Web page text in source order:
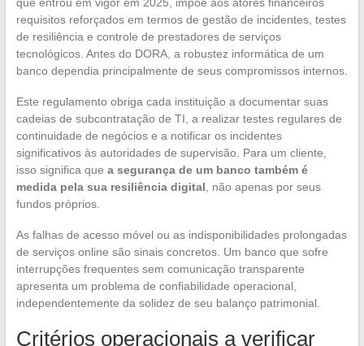
que entrou em vigor em 2025, impõe aos atores financeiros
requisitos reforçados em termos de gestão de incidentes, testes
de resiliência e controle de prestadores de serviços
tecnológicos. Antes do DORA, a robustez informática de um
banco dependia principalmente de seus compromissos internos.
Este regulamento obriga cada instituição a documentar suas
cadeias de subcontratação de TI, a realizar testes regulares de
continuidade de negócios e a notificar os incidentes
significativos às autoridades de supervisão. Para um cliente,
isso significa que a segurança de um banco também é
medida pela sua resiliência digital, não apenas por seus
fundos próprios.
As falhas de acesso móvel ou as indisponibilidades prolongadas
de serviços online são sinais concretos. Um banco que sofre
interrupções frequentes sem comunicação transparente
apresenta um problema de confiabilidade operacional,
independentemente da solidez de seu balanço patrimonial.
Critérios operacionais a verificar